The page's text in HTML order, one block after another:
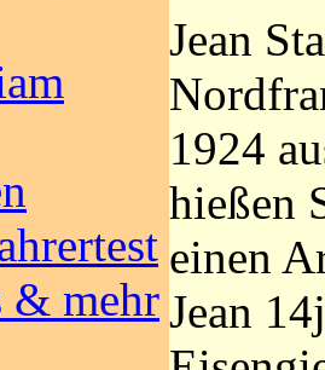
& mehr
Jean
1924
hießen
einen
Jean